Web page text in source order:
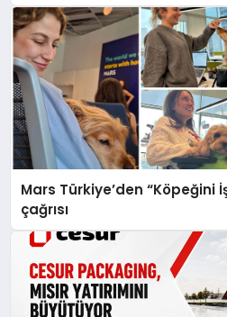
Mars Türkiye’den “Köpeğini
çağrısı